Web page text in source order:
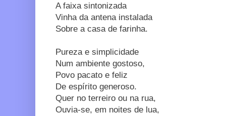
A faixa sintonizada
Vinha da antena instalada
Sobre a casa de farinha.
Pureza e simplicidade
Num ambiente gostoso,
Povo pacato e feliz
De espírito generoso.
Quer no terreiro ou na rua,
Ouvia-se, em noites de lua,